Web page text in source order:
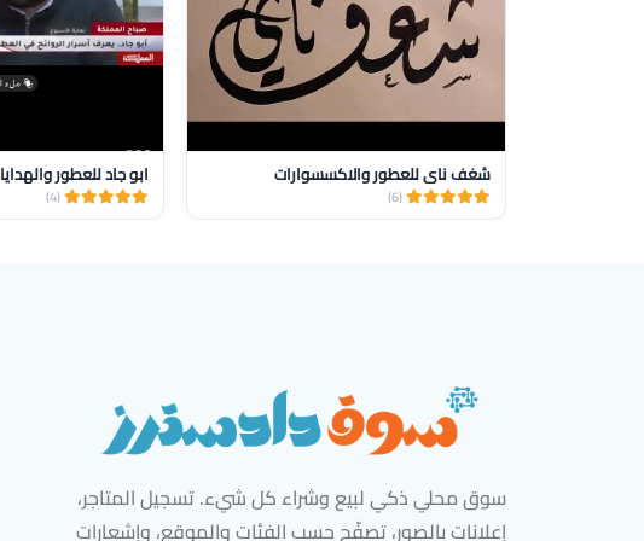
شغف ناي للعطور والاكسسوارات
(6)
ابو جاد للعطور والهدايا
(4)
سوق محلي ذكي لبيع وشراء كل شيء. تسجيل المتاجر،
إعلانات بالصور، تصفّح حسب الفئات والموقع، وإشعارات